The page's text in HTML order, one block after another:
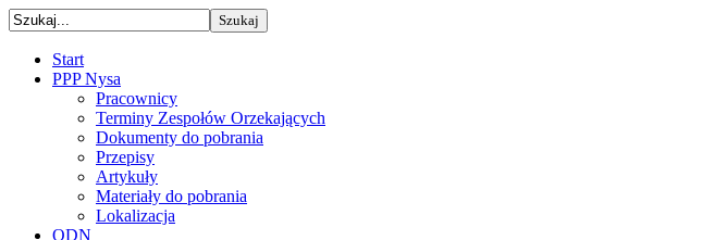
Start
PPP Nysa
Pracownicy
Terminy Zespołów Orzekających
Dokumenty do pobrania
Przepisy
Artykuły
Materiały do pobrania
Lokalizacja
ODN